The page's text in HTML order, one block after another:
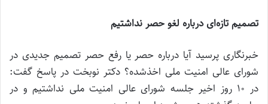
تصمیم تازه‌ای درباره لغو حصر نداشتیم
خبرنگاری پرسید آیا درباره حصر یا رفع حصر تصمیم جدیدی در
شورای عالی امنیت ملی اخذشده؟ دکتر نوبخت در پاسخ گفت:
در 10 روز اخیر جلسه شورای عالی امنیت ملی نداشتیم و در